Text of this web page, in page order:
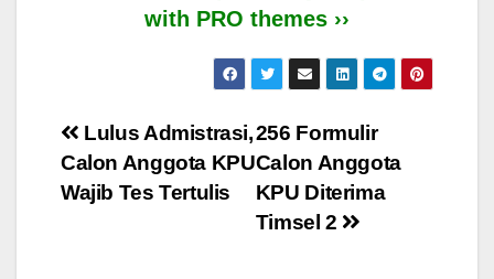
with PRO themes ››
Post
navigation
256 Formulir
Calon Anggota
KPU Diterima
Timsel 2
Lulus Admistrasi,
Calon Anggota KPU
Wajib Tes Tertulis